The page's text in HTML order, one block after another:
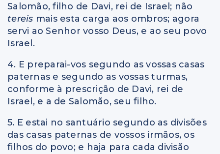
Salomão, filho de Davi, rei de Israel; não
tereis mais esta carga aos ombros; agora
servi ao Senhor vosso Deus, e ao seu povo
Israel.
4. E preparai-vos segundo as vossas casas
paternas e segundo as vossas turmas,
conforme à prescrição de Davi, rei de
Israel, e a de Salomão, seu filho.
5. E estai no santuário segundo as divisões
das casas paternas de vossos irmãos, os
filhos do povo; e haja para cada divisão